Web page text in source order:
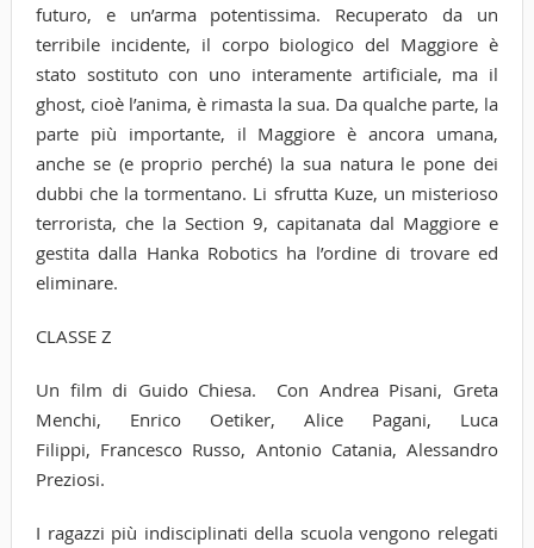
futuro, e un’arma potentissima. Recuperato da un
terribile incidente, il corpo biologico del Maggiore è
stato sostituto con uno interamente artificiale, ma il
ghost, cioè l’anima, è rimasta la sua. Da qualche parte, la
parte più importante, il Maggiore è ancora umana,
anche se (e proprio perché) la sua natura le pone dei
dubbi che la tormentano. Li sfrutta Kuze, un misterioso
terrorista, che la Section 9, capitanata dal Maggiore e
gestita dalla Hanka Robotics ha l’ordine di trovare ed
eliminare.
CLASSE Z
Un film di Guido Chiesa. Con Andrea Pisani, Greta
Menchi, Enrico Oetiker, Alice Pagani, Luca
Filippi, Francesco Russo, Antonio Catania, Alessandro
Preziosi.
I ragazzi più indisciplinati della scuola vengono relegati